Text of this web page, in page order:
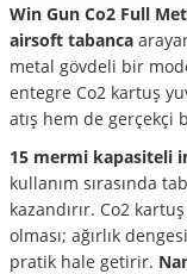
Win Gun Co2 Full
airsoft tabanca
metal gövdeli bir
entegre Co2 kartuş
atış hem de gerçekçi
15 mermi kapasiteli
kullanım sırasında
kazandırır. Co2
olması; ağırlık
pratik hale getirir.